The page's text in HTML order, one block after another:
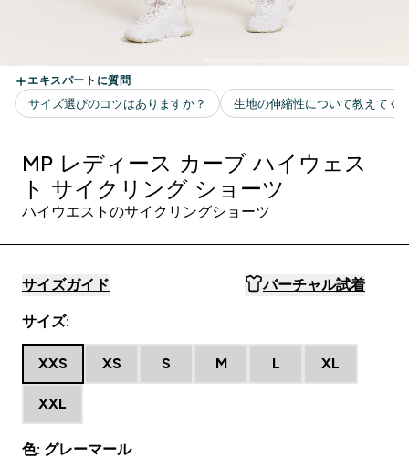
MP レディース カーブ ハイウェス
ト サイクリング ショーツ
ハイウエストのサイクリングショーツ
サイズガイド バーチャル試着
サイズ:
XXS XS S M L XL
XXL
色: グレーマール